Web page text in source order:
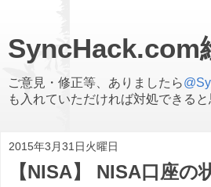
SyncHack.com
ご意見・修正等、ありましたら
も入れていただければ対処できると
2015年3月31日火曜日
【NISA】 NISA口座の